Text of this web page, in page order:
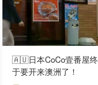
🇦🇺日本CoCo壹番屋终
于要开来澳洲了！